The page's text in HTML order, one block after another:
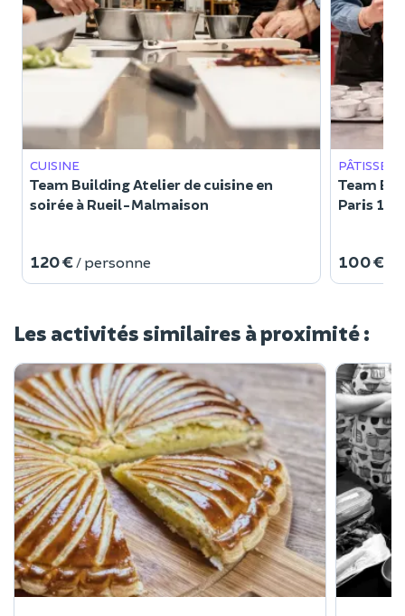
CUISINE
Team Building Atelier de cuisine en
soirée à Rueil-Malmaison
120 € / personne
Team
Paris
100 €
Les activités similaires à proximité :